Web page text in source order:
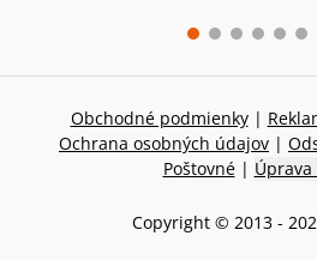
Obchodné podmienky |
Ochrana osobných údajov |
Poštovné | Úprava
Copyright © 2013 -